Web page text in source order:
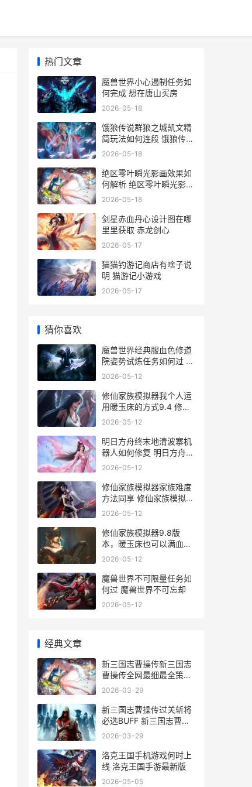
热门文章
魔兽世界小心遏制任务如
何完成 想在唐山买房
2026-05-18
饿狼传说群狼之城凯文精
简玩法如何连段 饿狼传说
群狼之城比格先生
2026-05-18
绝区零叶瞬光影画效果如
何解析 绝区零叶瞬光影画
立绘图
2026-05-18
剑星赤血丹心设计图在哪
里里获取 赤龙剑心
2026-05-17
猫猫钓游记商店有啥子说
明 猫游记小游戏
2026-05-17
猜你喜欢
魔兽世界经典服血色修道
院姿势试炼任务如何过 魔
兽世界经典服wcl迟钝术
2026-05-12
修仙家族模拟器我个人运
用暖玉床的方式9.4 修仙
家族模拟器代码
2026-05-12
明日方舟终末地清波寨机
器人如何修复 明日方舟终
末地吧
2026-05-12
修仙家族模拟器家族难度
方法同享 修仙家族模拟器
代码
2026-05-12
修仙家族模拟器9.8版
本，暖玉床也可以满血脉
修仙家族模拟器攻略完整
2026-05-12
魔兽世界不可限量任务如
何过 魔兽世界不可忘却
2026-05-12
经典文章
新三国志曹操传新三国志
曹操传全网最细最全策略
新三国志曹操传地宫首领
2026-03-29
新三国志曹操传过关斩将
必选BUFF 新三国志曹操
传同盟首领袁术怎么打
2026-03-29
洛克王国手机游戏何时上
线 洛克王国手游最新版
2026-05-05